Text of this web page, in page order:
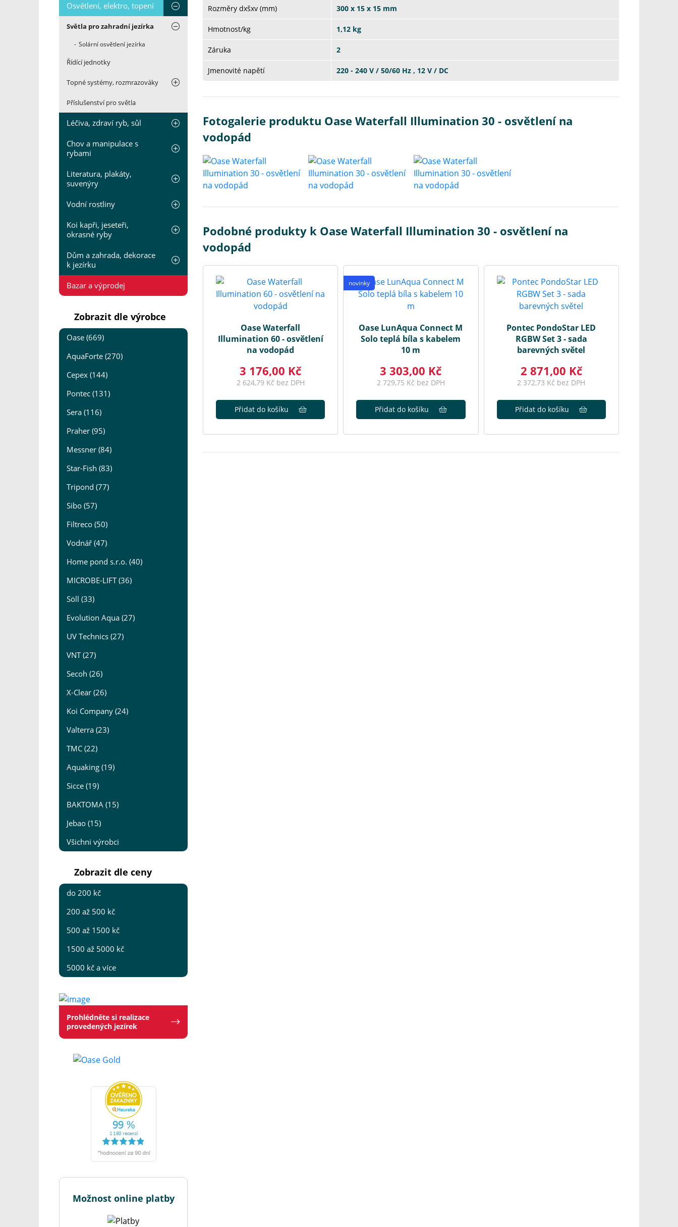
Osvětlení, elektro, topení
Světla pro zahradní jezírka
Solární osvětlení jezírka
Řídící jednotky
Topné systémy, rozmrazováky
Příslušenství pro světla
Léčiva, zdraví ryb, sůl
Chov a manipulace s
rybami
Literatura, plakáty,
suvenýry
Vodní rostliny
Koi kapři, jeseteři,
okrasné ryby
Dům a zahrada, dekorace
k jezírku
Bazar a výprodej
Zobrazit dle výrobce
Oase (669)
AquaForte (270)
Cepex (144)
Pontec (131)
Sera (116)
Praher (95)
Messner (84)
Star-Fish (83)
Tripond (77)
Sibo (57)
Filtreco (50)
Vodnář (47)
Home pond s.r.o. (40)
MICROBE-LIFT (36)
Söll (33)
Evolution Aqua (27)
UV Technics (27)
VNT (27)
Secoh (26)
X-Clear (26)
Koi Company (24)
Valterra (23)
TMC (22)
Aquaking (19)
Sicce (19)
BAKTOMA (15)
Jebao (15)
Všichni výrobci
Zobrazit dle ceny
do 200 kč
200 až 500 kč
500 až 1500 kč
1500 až 5000 kč
5000 kč a více
Prohlédněte si realizace
provedených jezírek
Možnost online platby
Rozměry dxšxv (mm) 300 x 15 x 15 mm
Hmotnost/kg 1,12 kg
Záruka 2
Jmenovité napětí 220 - 240 V / 50/60 Hz , 12 V / DC
Fotogalerie produktu Oase Waterfall Illumination 30 - osvětlení na
vodopád
Podobné produkty k Oase Waterfall Illumination 30 - osvětlení na
vodopád
Oase Waterfall
Illumination 60 - osvětlení
na vodopád
3 176,00 Kč
2 624,79 Kč bez DPH
Přidat do košíku
novinky
Oase LunAqua Connect M
Solo teplá bíla s kabelem
10 m
3 303,00 Kč
2 729,75 Kč bez DPH
Přidat do košíku
Pontec PondoStar LED
RGBW Set 3 - sada
barevných světel
2 871,00 Kč
2 372,73 Kč bez DPH
Přidat do košíku